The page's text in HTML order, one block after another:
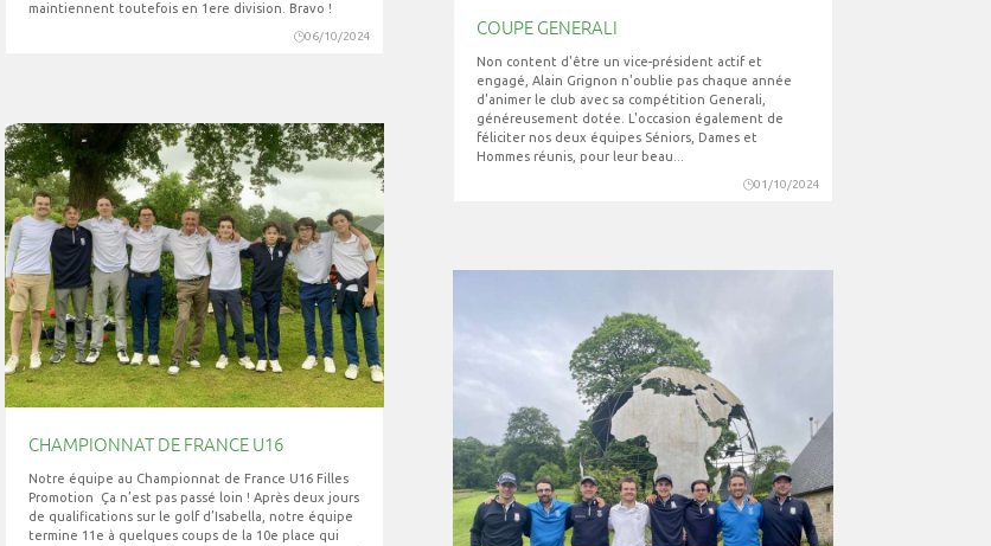
06/10/2024
maintiennent toutefois en 1ere division. Bravo !
CHAMPIONNAT DE FRANCE U16
Notre équipe au Championnat de France U16 Filles
Promotion Ça n’est pas passé loin ! Après deux jours
de qualifications sur le golf d’Isabella, notre équipe
termine 11e à quelques coups de la 10e place qui
COUPE GENERALI
01/10/2024
Non content d'être un vice-président actif et
engagé, Alain Grignon n'oublie pas chaque année
d'animer le club avec sa compétition Generali,
généreusement dotée. L'occasion également de
féliciter nos deux équipes Séniors, Dames et
Hommes réunis, pour leur beau...